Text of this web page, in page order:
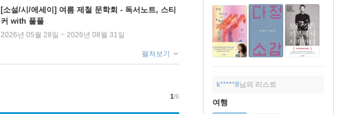
k*****8님의 리스트
여행
[소설/시/에세이] 여름 제철 문학회 - 독서노트, 스티
커 with 풀풀
2026년 05월 28일 ~ 2026년 08월 31일
펼쳐보기
1/6